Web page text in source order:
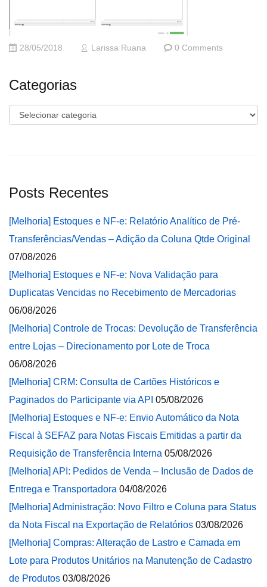
28/05/2018 Larissa Ruana 0 Comments
Categorias
Categorias
Posts Recentes
[Melhoria] Estoques e NF-e: Relatório Analítico de Pré-
Transferências/Vendas – Adição da Coluna Qtde Original
07/08/2026
[Melhoria] Estoques e NF-e: Nova Validação para
Duplicatas Vencidas no Recebimento de Mercadorias
06/08/2026
[Melhoria] Controle de Trocas: Devolução de Transferência
entre Lojas – Direcionamento por Lote de Troca
06/08/2026
[Melhoria] CRM: Consulta de Cartões Históricos e
Paginados do Participante via API 05/08/2026
[Melhoria] Estoques e NF-e: Envio Automático da Nota
Fiscal à SEFAZ para Notas Fiscais Emitidas a partir da
Requisição de Transferência Interna 05/08/2026
[Melhoria] API: Pedidos de Venda – Inclusão de Dados de
Entrega e Transportadora 04/08/2026
[Melhoria] Administração: Novo Filtro e Coluna para Status
da Nota Fiscal na Exportação de Relatórios 03/08/2026
[Melhoria] Compras: Alteração de Lastro e Camada em
Lote para Produtos Unitários na Manutenção de Cadastro
de Produtos 03/08/2026